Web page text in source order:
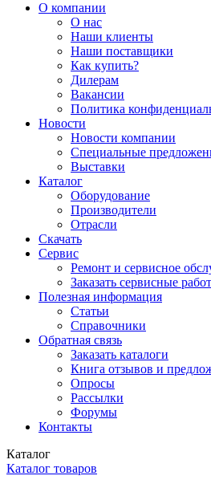
О компании
О нас
Наши клиенты
Наши поставщики
Как купить?
Дилерам
Вакансии
Политика
Новости
Новости компании
Специальные
Выставки
Каталог
Оборудование
Производители
Отрасли
Скачать
Сервис
Ремонт и сервисное
Заказать сервисные
Полезная информация
Статьи
Справочники
Обратная связь
Заказать каталоги
Книга отзывов и
Опросы
Рассылки
Форумы
Контакты
Каталог
Каталог товаров